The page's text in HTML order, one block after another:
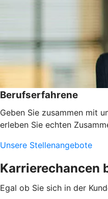
Berufserfahrene
Geben Sie zusammen mit
erleben Sie echten
Unsere Stellenangebote
Karrierechancen
Egal ob Sie sich in der